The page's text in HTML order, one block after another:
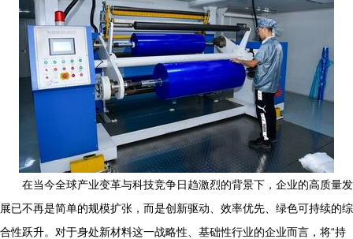
在当今全球产业变革与科技竞争日趋激烈的背景下，企业的高质量发
展已不再是简单的规模扩张，而是创新驱动、效率优先、绿色可持续的综
合性跃升。对于身处新材料这一战略性、基础性行业的企业而言，将“持